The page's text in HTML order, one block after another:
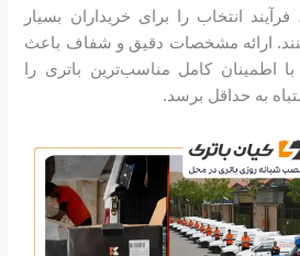
انتخاب را برای خریداران بسیار
ارائه مشخصات دقیق و شفاف باعث
اطمینان کامل مناسب‌ترین باتری را
به حداقل برسد.